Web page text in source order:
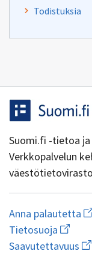
Todistuksia
Suomi.fi -tietoa
Verkkopalvelun
väestötietovirasto
Anna palautetta
Tietosuoja Avaa
linkki
uuteen
Saavutettavuus